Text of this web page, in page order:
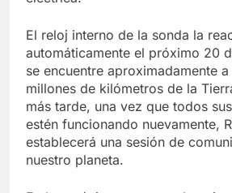
El reloj interno de la sonda la
automáticamente el próximo 20
se encuentre aproximadamente
millones de kilómetros de la
más tarde, una vez que todos
estén funcionando nuevamente,
establecerá una sesión de
nuestro planeta.